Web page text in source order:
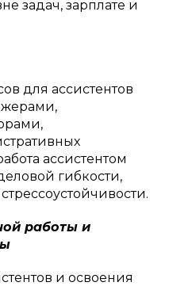
задач, зарплате и
для ассистентов
ассистентом
гибкости,
работы и
и освоения